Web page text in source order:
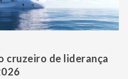
cruzeiro de liderança